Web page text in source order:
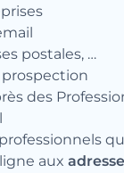
postales, …
des
aux